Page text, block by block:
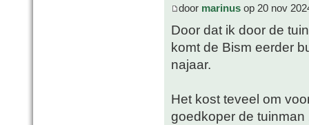
door marinus op 20 nov
Door dat ik door de
komt de Bism eerder
najaar.
Het kost teveel om
goedkoper de